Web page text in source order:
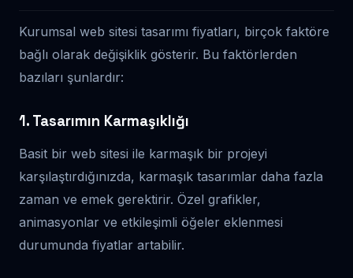
Kurumsal web sitesi tasarımı fiyatları, birçok faktöre
bağlı olarak değişiklik gösterir. Bu faktörlerden
bazıları şunlardır:
1. Tasarımın Karmaşıklığı
Basit bir web sitesi ile karmaşık bir projeyi
karşılaştırdığınızda, karmaşık tasarımlar daha fazla
zaman ve emek gerektirir. Özel grafikler,
animasyonlar ve etkileşimli öğeler eklenmesi
durumunda fiyatlar artabilir.